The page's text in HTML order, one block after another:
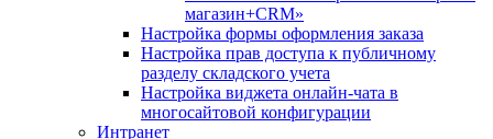
магазин+CRM»
Настройка формы оформления заказа
Настройка прав доступа к публичному
разделу складского учета
Настройка виджета онлайн-чата в
многосайтовой конфигурации
Интранет